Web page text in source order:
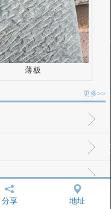
薄板
更多>>
分享 地址